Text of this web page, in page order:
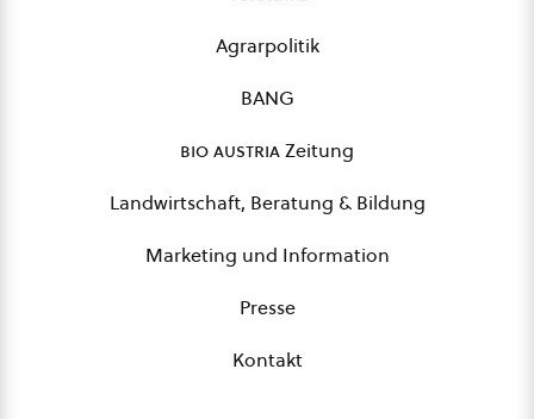
Agrarpolitik
BANG
bio austriaZeitung
Landwirtschaft, Beratung & Bildung
Marketing und Information
Presse
Kontakt